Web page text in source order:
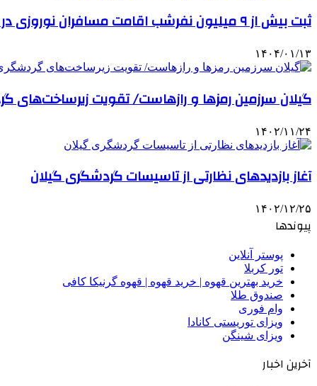
ثبت بیش از ۹ میلیون نفرشب‌ اقامت مسافران نوروزی در گیلان
۱۴۰۴/۰۱/۱۳
گیلان سرزمین رمزها و رازهاست/ تقویت زیرساخت‌های
۱۴۰۲/۱۱/۲۴
آغاز بازدیدهای نظارتی از تاسیسات گردشگری گیلان
۱۴۰۲/۱۲/۲۵
پیوندها
پوستر آنلاین
تور کربلا
خرید بهترین قهوه | خرید قهوه | قهوه گرنیکا کافی
صندوق طلا
وام فوری
ویزای توریستی کانادا
ویزای شینگن
آخرین اخبار